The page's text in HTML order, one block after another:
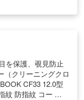
を保護、覗見防止
（クリーニングクロ
CF33 12.0型
紋 防指紋 コー …